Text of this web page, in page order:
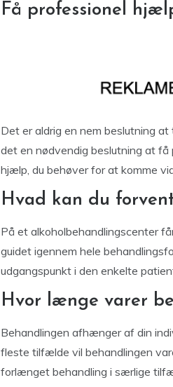
Få professionel
Det er aldrig en nem beslutning
det en nødvendig beslutning at
hjælp, du behøver for at komme
Hvad kan du
På et alkoholbehandlingscenter
guidet igennem hele
udgangspunkt i den enkelte
Hvor længe varer
Behandlingen afhænger af din
fleste tilfælde vil behandlingen
forlænget behandling i særlige